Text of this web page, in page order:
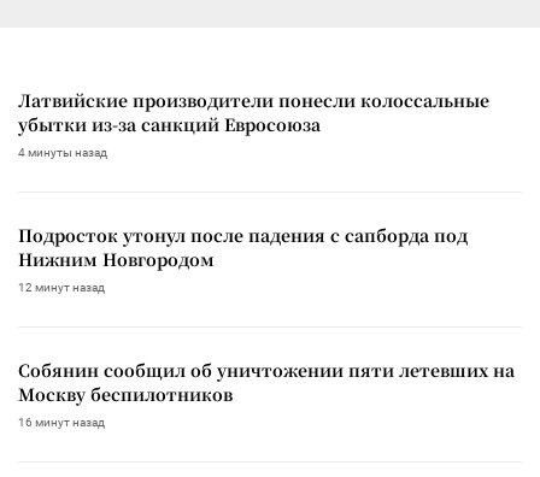
Латвийские производители понесли колоссальные
убытки из-за санкций Евросоюза
4 минуты назад
Подросток утонул после падения с сапборда под
Нижним Новгородом
12 минут назад
Собянин сообщил об уничтожении пяти летевших на
Москву беспилотников
16 минут назад